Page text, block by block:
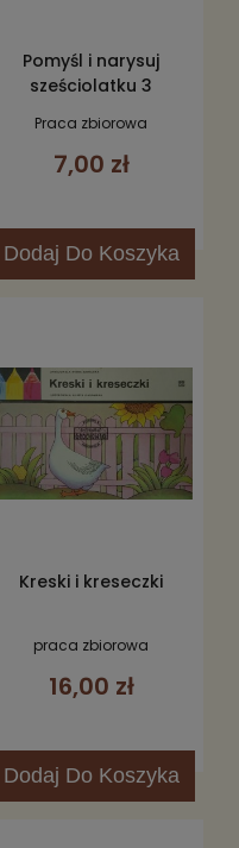
Pomyśl i narysuj
sześciolatku 3
Praca zbiorowa
7,00 zł
Dodaj Do Koszyka
Kreski i kreseczki
praca zbiorowa
16,00 zł
Dodaj Do Koszyka